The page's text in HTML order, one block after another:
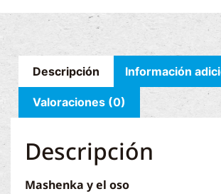
Descripción Información
Valoraciones (0)
Descripción
Mashenka y el oso